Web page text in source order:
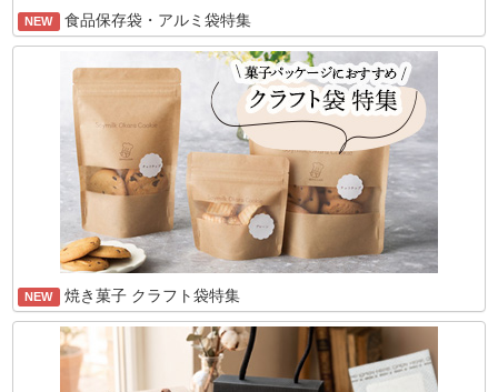
NEW 食品保存袋・アルミ袋特集
NEW 焼き菓子 クラフト袋特集